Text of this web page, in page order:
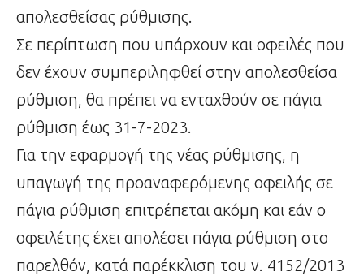
απολεσθείσας ρύθμισης.
Σε περίπτωση που υπάρχουν και οφειλές που
δεν έχουν συμπεριληφθεί στην απολεσθείσα
ρύθμιση, θα πρέπει να ενταχθούν σε πάγια
ρύθμιση έως 31-7-2023.
Για την εφαρμογή της νέας ρύθμισης, η
υπαγωγή της προαναφερόμενης οφειλής σε
πάγια ρύθμιση επιτρέπεται ακόμη και εάν ο
οφειλέτης έχει απολέσει πάγια ρύθμιση στο
παρελθόν, κατά παρέκκλιση του ν. 4152/2013